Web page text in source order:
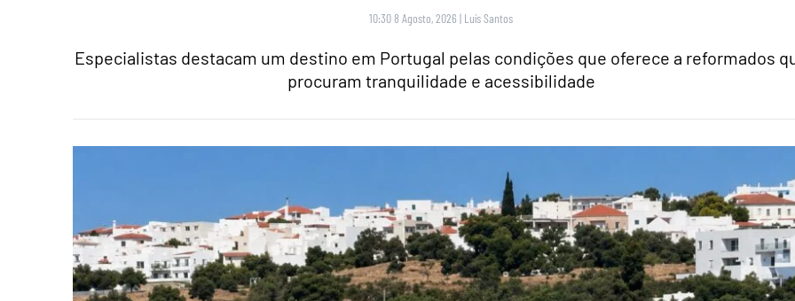
10:30 8 Agosto, 2026 | Luís Santos
Especialistas destacam um destino em Portugal pelas condições que oferece a reformados
procuram tranquilidade e acessibilidade